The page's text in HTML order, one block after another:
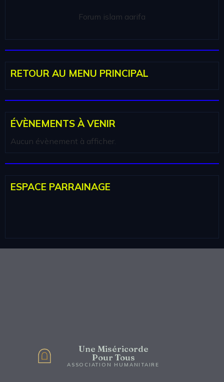
Forum islam aarifa
RETOUR AU MENU PRINCIPAL
ÉVÈNEMENTS À VENIR
Aucun évènement à afficher.
ESPACE PARRAINAGE
Une Miséricorde
Pour Tous
ASSOCIATION HUMANITAIRE